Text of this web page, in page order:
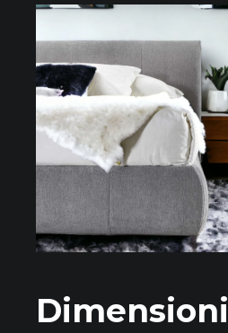
Dimensioni